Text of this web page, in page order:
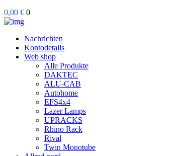
0,00 € 0
Nachrichten
Kontodetails
Web shop
Alle Produkte
DAKTEC
ALU-CAB
Autohome
EFS4x4
Lazer Lamps
UPRACKS
Rhino Rack
Rival
Twin Monotube